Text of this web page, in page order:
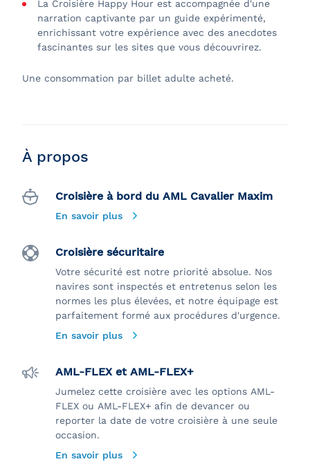
La Croisière Happy Hour est accompagnée d'une
narration captivante par un guide expérimenté,
enrichissant votre expérience avec des anecdotes
fascinantes sur les sites que vous découvrirez.
Une consommation par billet adulte acheté.
À propos
Croisière à bord du AML Cavalier Maxim
En savoir plus
Croisière sécuritaire
Votre sécurité est notre priorité absolue. Nos
navires sont inspectés et entretenus selon les
normes les plus élevées, et notre équipage est
parfaitement formé aux procédures d'urgence.
En savoir plus
AML-FLEX et AML-FLEX+
Jumelez cette croisière avec les options AML-
FLEX ou AML-FLEX+ afin de devancer ou
reporter la date de votre croisière à une seule
occasion.
En savoir plus